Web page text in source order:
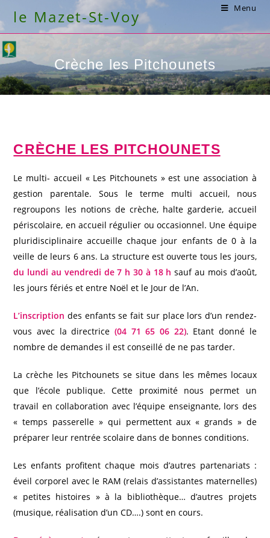
to
content
le Mazet-St-Voy Menu
Crèche les Pitchounets
CRÈCHE LES PITCHOUNETS
Le multi- accueil « Les Pitchounets » est une association à
gestion parentale. Sous le terme multi accueil, nous
regroupons les notions de crèche, halte garderie, accueil
périscolaire, en accueil régulier ou occasionnel. Une équipe
pluridisciplinaire accueille chaque jour enfants de 0 à la
veille de leurs 6 ans. La structure est ouverte tous les jours,
du lundi au vendredi de 7 h 30 à 18 h sauf au mois d’août,
les jours fériés et entre Noël et le Jour de l’An.
L’inscription des enfants se fait sur place lors d’un rendez-
vous avec la directrice(04 71 65 06 22). Etant donné le
nombre de demandes il est conseillé de ne pas tarder.
La crèche les Pitchounets se situe dans les mêmes locaux
que l’école publique. Cette proximité nous permet un
travail en collaboration avec l’équipe enseignante, lors des
« temps passerelle » qui permettent aux « grands » de
préparer leur rentrée scolaire dans de bonnes conditions.
Les enfants profitent chaque mois d’autres partenariats :
éveil corporel avec le RAM (relais d’assistantes maternelles)
« petites histoires » à la bibliothèque… d’autres projets
(musique, réalisation d’un CD….) sont en cours.